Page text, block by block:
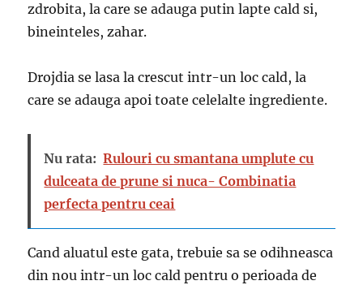
zdrobita, la care se adauga putin lapte cald si,
bineinteles, zahar.
Drojdia se lasa la crescut intr-un loc cald, la
care se adauga apoi toate celelalte ingrediente.
Nu rata: Rulouri cu smantana umplute cu
dulceata de prune si nuca- Combinatia
perfecta pentru ceai
Cand aluatul este gata, trebuie sa se odihneasca
din nou intr-un loc cald pentru o perioada de